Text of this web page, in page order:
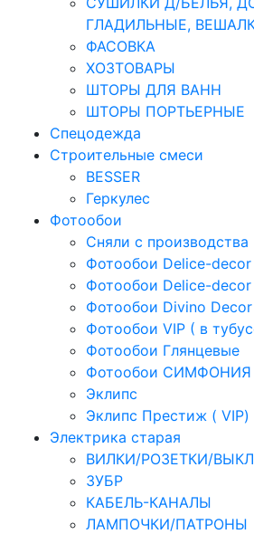
ГЛАДИЛЬНЫЕ,
ФАСОВКА
ХОЗТОВАРЫ
ШТОРЫ ДЛЯ ВАНН
ШТОРЫ ПОРТЬЕРНЫЕ
Спецодежда
Строительные смеси
BESSER
Геркулес
Фотообои
Сняли с производства
Фотообои Delice-decor
Фотообои Delice-decor
Фотообои Divino Decor
Фотообои VIP ( в
Фотообои Глянцевые
Фотообои СИМФОНИЯ
Эклипс
Эклипс Престиж ( VIP)
Электрика старая
ВИЛКИ/РОЗЕТКИ/
ЗУБР
КАБЕЛЬ-КАНАЛЫ
ЛАМПОЧКИ/ПАТРОНЫ